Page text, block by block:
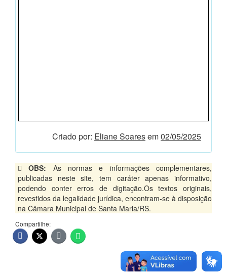
Criado por: Eliane Soaresem02/05/2025
OBS: As normas e informações complementares,
publicadas neste site, tem caráter apenas informativo,
podendo conter erros de digitação.Os textos originais,
revestidos da legalidade jurídica, encontram-se à disposição
na Câmara Municipal de Santa Maria/RS.
Compartilhe: